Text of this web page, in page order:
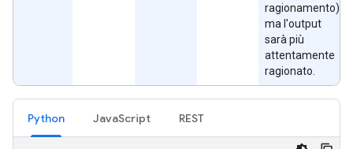
ragionamento),
ma l'output
sarà più
attentamente
ragionato.
Python JavaScript REST